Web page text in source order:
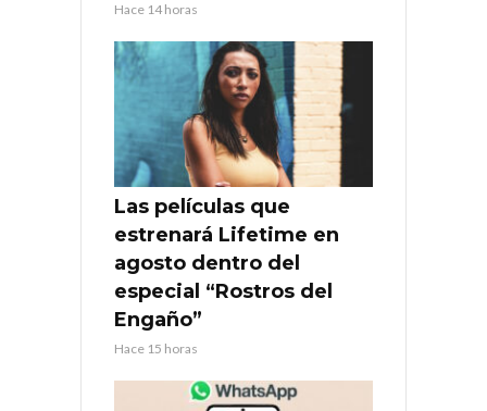
Hace 14 horas
Las películas que
estrenará Lifetime en
agosto dentro del
especial “Rostros del
Engaño”
Hace 15 horas